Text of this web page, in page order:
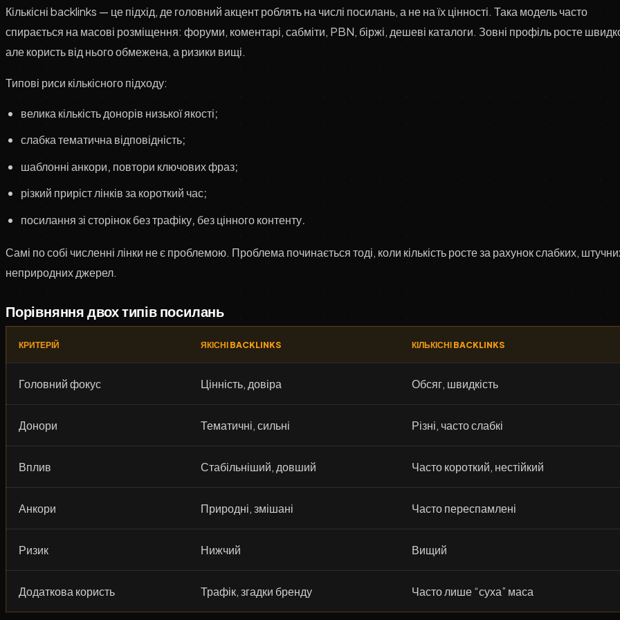
Кількісні backlinks — це підхід, де головний акцент роблять на числі посилань, а не на їх цінності. Така модель часто
спирається на масові розміщення: форуми, коментарі, сабміти, PBN, біржі, дешеві каталоги. Зовні профіль росте
але користь від нього обмежена, а ризики вищі.
Типові риси кількісного підходу:
велика кількість донорів низької якості;
слабка тематична відповідність;
шаблонні анкори, повтори ключових фраз;
різкий приріст лінків за короткий час;
посилання зі сторінок без трафіку, без цінного контенту.
Самі по собі численні лінки не є проблемою. Проблема починається тоді, коли кількість росте за рахунок слабких,
неприродних джерел.
Порівняння двох типів посилань
КРИТЕРІЙ ЯКІСНІ BACKLINKS КІЛЬКІСНІ BACKLINKS
Головний фокус Цінність, довіра Обсяг, швидкість
Донори Тематичні, сильні Різні, часто слабкі
Вплив Стабільніший, довший Часто короткий, нестійкий
Анкори Природні, змішані Часто переспамлені
Ризик Нижчий Вищий
Додаткова користь Трафік, згадки бренду Часто лише “суха” маса